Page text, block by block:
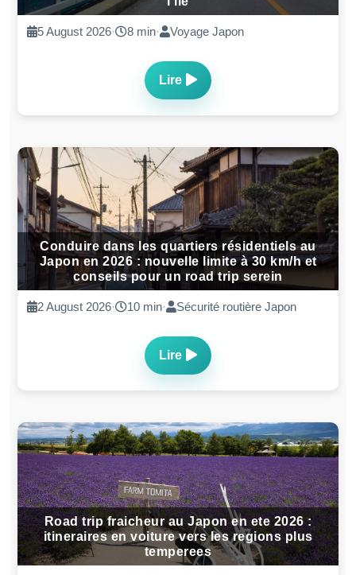
5 August 2026· 8 min· Voyage Japon
Lire
Conduire dans les quartiers résidentiels au
Japon en 2026 : nouvelle limite à 30 km/h et
conseils pour un road trip serein
2 August 2026· 10 min· Sécurité routière Japon
Lire
Road trip fraicheur au Japon en ete 2026 :
itineraires en voiture vers les regions plus
temperees